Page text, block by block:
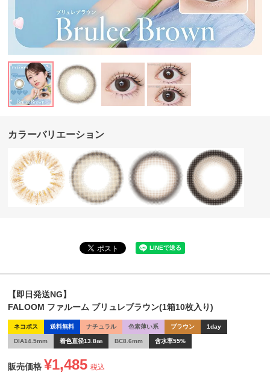
カラーバリエーション
【即日発送NG】
FALOOM ファルーム ブリュレブラウン(1箱10枚入り)
ネコポス 送料無料 ナチュラル 色素薄い系 ブラウン 1day
DIA14.5mm 着色直径13.8㎜ BC8.6mm 含水率55%
販売価格 ¥1,485 税込